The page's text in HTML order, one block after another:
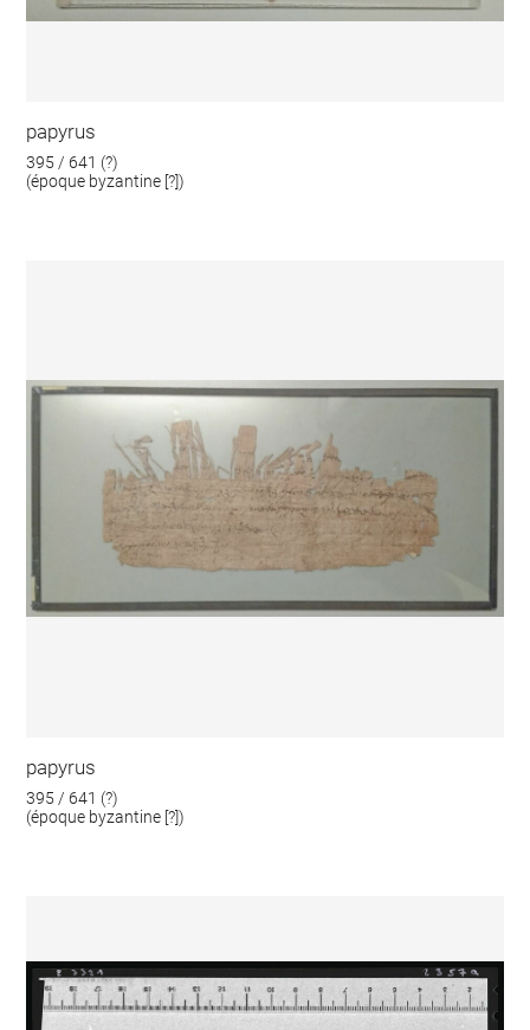
papyrus
395 / 641 (?)
(époque byzantine [?])
papyrus
395 / 641 (?)
(époque byzantine [?])